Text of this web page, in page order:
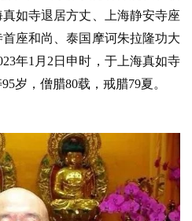
如寺退居方丈、上海静安寺座
座和尚、泰国摩诃朱拉隆功大
年1月2日申时，于上海真如寺
岁，僧腊80载，戒腊79夏。